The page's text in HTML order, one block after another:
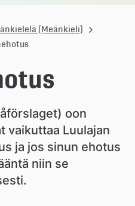
(Meänkieli)
oon
vaikuttaa Luulajan
ja jos sinun ehotus
niin se